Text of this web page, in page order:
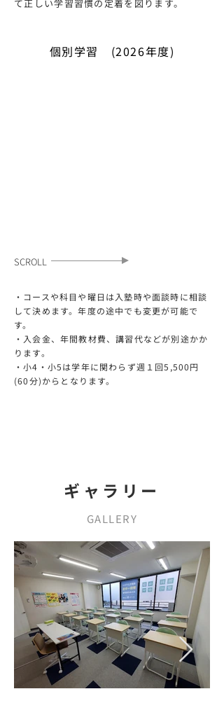
て正しい学習習慣の定着を図ります。
個別学習 (2026年度)
​SCROLL
・コースや科目や曜日は入塾時や面談時に相談
して決めます。年度の途中でも変更が可能で
す。
・入会金、年間教材費、講習代などが別途かか
ります。
​・小4・小5は学年に関わらず週１回5,500円
(60分)からとなります。
ギャラリー
GALLERY